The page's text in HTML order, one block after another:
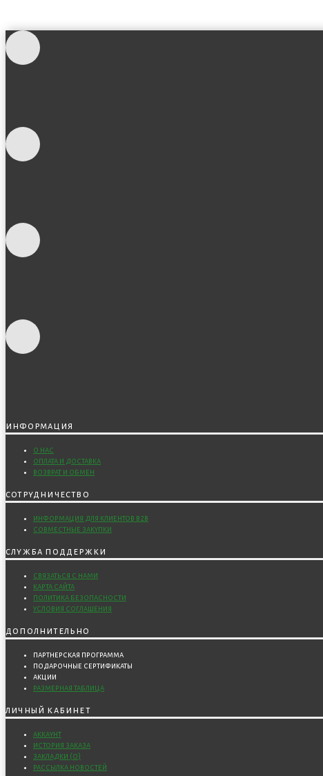
информация
о нас
оплата и доставка
возврат и обмен
сотрудничество
информация для клиентов b2b
совместные закупки
служба поддержки
связаться с нами
карта сайта
политика безопасности
условия соглашения
дополнительно
партнерская программа
подарочные сертификаты
акции
размерная таблица
личный кабинет
аккаунт
история заказа
закладки (0)
рассылка новостей